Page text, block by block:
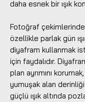
daha esnek bir ışık
Fotoğraf
özellikle parlak gün
diyafram kullanmak
için faydalıdır.
plan ayrımını
yumuşak alan
güçlü ışık altında